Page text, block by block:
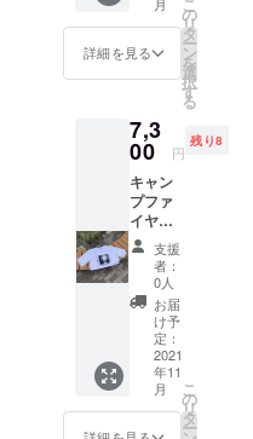
サイズ
身丈 75
身幅 60
肩幅 55
袖丈 23
丸銅仕
様
Unleas
h 第1弾
白 半袖
Tシャツ
詳細を見る
の
リ
タ
ー
ン
を
選
択
す
る
7,3
00 円
残り8
キャン
プファ
イヤー
限定価
格 7850
→7300
円 ¥550
OFF フ
リーサ
イズ 身
丈:77 身
幅58 肩
幅52 袖
支援
者：
0人
お届
け予
定：
2021
年11
月
こ
の
リ
タ
ー